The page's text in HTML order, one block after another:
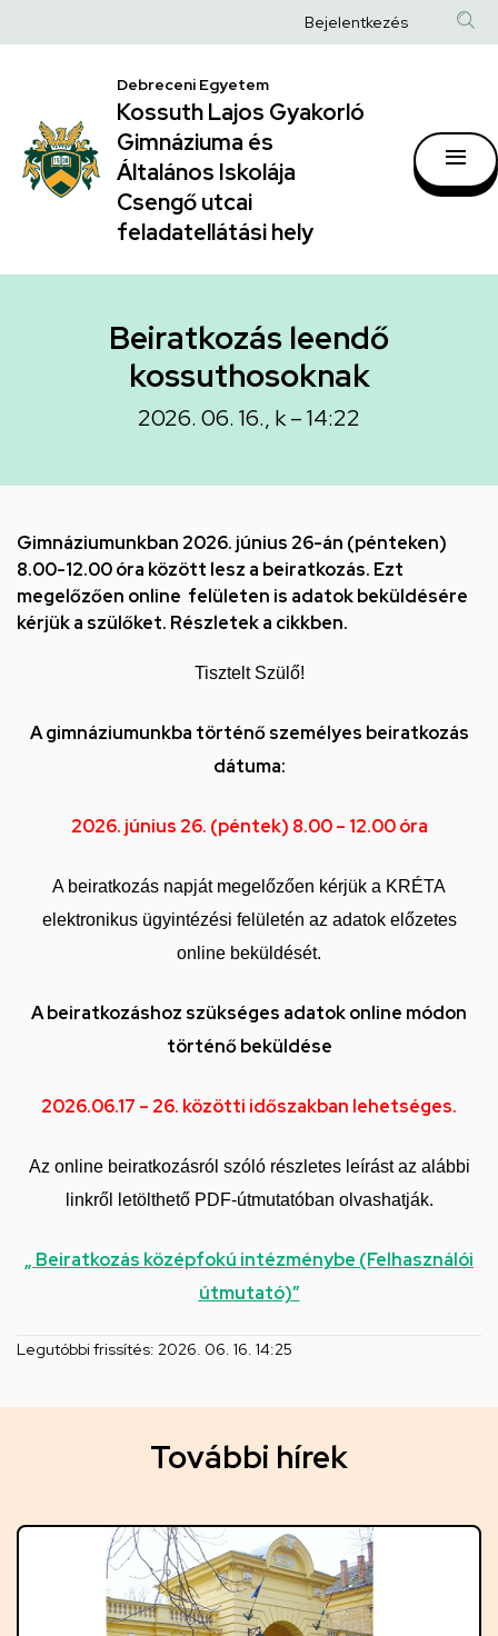
leendő
kossuthosoknak
Kossuth
Lajos
Gyakorló
Gimnáziuma
Általános
hely
a
Anonim
fiók
Bejelentkezés
Debreceni Egyetem
Kossuth Lajos Gyakorló
Gimnáziuma és
Általános Iskolája
Csengő utcai
feladatellátási hely
Beiratkozás leendő
kossuthosoknak
2026. 06. 16., k – 14:22
Gimnáziumunkban 2026. június 26-án (pénteken)
8.00-12.00 óra között lesz a beiratkozás. Ezt
megelőzően online felületen is adatok beküldésére
kérjük a szülőket. Részletek a cikkben.
Tisztelt Szülő!
A gimnáziumunkba történő személyes beiratkozás
dátuma:
2026. június 26. (péntek) 8.00 – 12.00 óra
A beiratkozás napját megelőzően kérjük a KRÉTA
elektronikus ügyintézési felületén az adatok előzetes
online beküldését.
A beiratkozáshoz szükséges adatok online módon
történő beküldése
2026.06.17 – 26. közötti időszakban lehetséges.
Az online beiratkozásról szóló részletes leírást az alábbi
linkről letölthető PDF-útmutatóban olvashatják.
„ Beiratkozás középfokú intézménybe (Felhasználói
útmutató)”
Legutóbbi frissítés: 2026. 06. 16. 14:25
További hírek